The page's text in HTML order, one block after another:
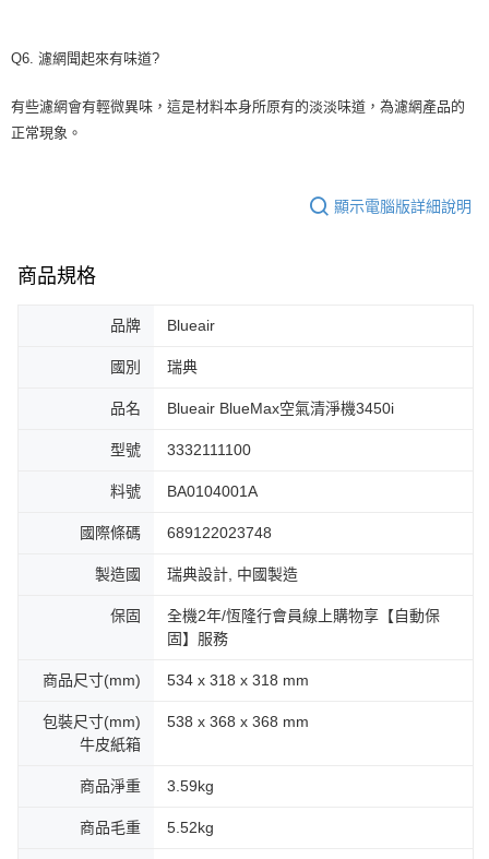
Q6. 濾網聞起來有味道?
有些濾網會有輕微異味，這是材料本身所原有的淡淡味道，為濾網產品的
正常現象。
顯示電腦版詳細說明
商品規格
品牌 Blueair
國別 瑞典
品名 Blueair BlueMax空氣清淨機3450i
型號 3332111100
料號 BA0104001A
國際條碼 689122023748
製造國 瑞典設計, 中國製造
保固
全機2年/恆隆行會員線上購物享【自動保
固】服務
商品尺寸(mm) 534 x 318 x 318 mm
包裝尺寸(mm)
牛皮紙箱
538 x 368 x 368 mm
商品淨重 3.59kg
商品毛重 5.52kg